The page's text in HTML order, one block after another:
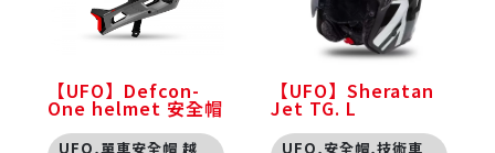
【UFO】Defcon-
One helmet 安全帽
UFO,單車安全帽 越
【UFO】Sheratan
Jet TG. L
UFO,安全帽,技術車